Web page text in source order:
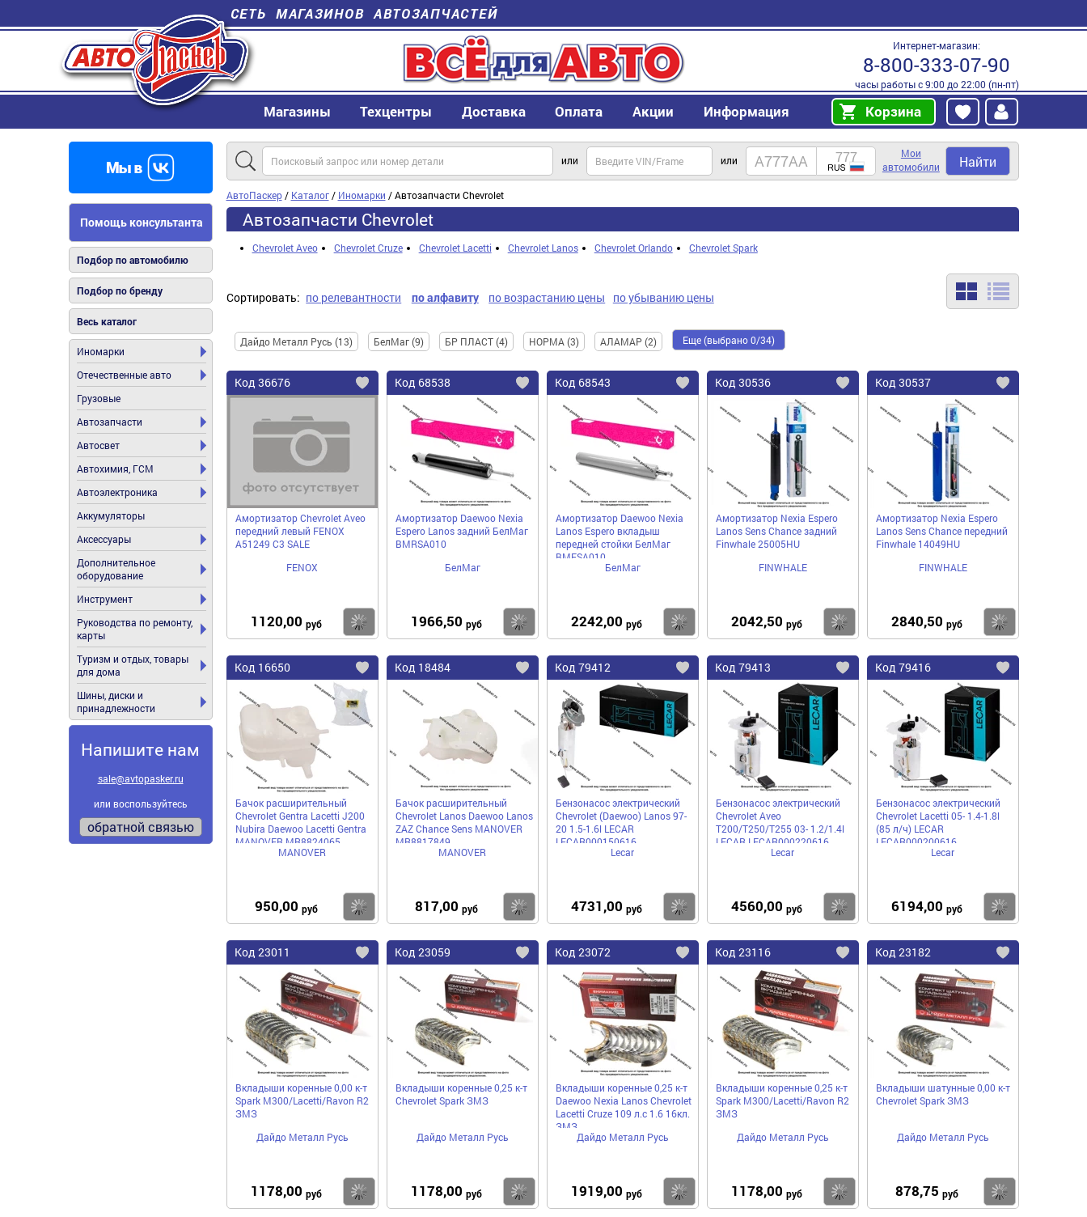
СЕТЬ МАГАЗИНОВ АВТОЗАПЧАСТЕЙ
Интернет-магазин:
8-800-333-07-90
часы работы с 9:00 до 22:00 (пн-пт)
Магазины Техцентры Доставка Оплата Акции Информация Корзина
Помощь консультанта
Подбор по автомобилю
Подбор по бренду
Весь каталог
Иномарки
Отечественные авто
Грузовые
Автозапчасти
Автосвет
Автохимия, ГСМ
Автоэлектроника
Аккумуляторы
Аксессуары
Дополнительное
оборудование
Инструмент
Руководства по ремонту,
карты
Туризм и отдых, товары
для дома
Шины, диски и
принадлежности
Напишите нам
sale@avtopasker.ru
или воспользуйтесь
обратной связью
или или
Мои
автомобили
Найти
АвтоПаскер/ Каталог/ Иномарки / Автозапчасти Chevrolet
Автозапчасти Chevrolet
Chevrolet Aveo Chevrolet Cruze Chevrolet Lacetti Chevrolet Lanos Chevrolet Orlando Chevrolet Spark
Сортировать: по релевантности по алфавиту по возрастанию цены по убыванию цены
Дайдо Металл Русь (13) БелМаг (9) БР ПЛАСТ (4) НОРМА (3) АЛАМАР (2) Еще (выбрано 0/34)
Код 36676
Добавить
избранное
Амортизатор Chevrolet Aveo
передний левый FENOX
А51249 C3 SALE
FENOX
1120,00 руб Купить
Код 68538
Добавить
избранное
Амортизатор Daewoo Nexia
Espero Lanos задний БелМаг
BMRSA010
БелМаг
1966,50 руб Купить
Код 68543
Добавить
избранное
Амортизатор Daewoo Nexia
Lanos Espero вкладыш
передней стойки БелМаг
BMFSA010
БелМаг
2242,00 руб Купить
Код 30536
Добавить
избранное
Амортизатор Nexia Espero
Lanos Sens Chance задний
Finwhale 25005HU
FINWHALE
2042,50 руб Купить
Код 30537
Амортизатор Nexia Espero
Lanos Sens Chance передний
Finwhale 14049HU
FINWHALE
2840,50 руб
Код 16650
Добавить
Бачок расширительный
Chevrolet Gentra Lacetti J200
Nubira Daewoo Lacetti Gentra
MANOVER MR8824065
MANOVER
950,00 руб Купить
Код 18484
Добавить
избранное
Бачок расширительный
Chevrolet Lanos Daewoo Lanos
ZAZ Chance Sens MANOVER
MR8817849
MANOVER
817,00 руб Купить
Код 79412
Добавить
избранное
Бензонасос электрический
Chevrolet (Daewoo) Lanos 97-
20 1.5-1.6l LECAR
LECAR000150616
Lecar
4731,00 руб Купить
Код 79413
Добавить
избранное
Бензонасос электрический
Chevrolet Aveo
T200/T250/T255 03- 1.2/1.4l
LECAR LECAR000220616
Lecar
4560,00 руб Купить
Код 79416
Бензонасос электрический
Chevrolet Lacetti 05- 1.4-1.8l
(85 л/ч) LECAR
LECAR000200616
Lecar
6194,00 руб
Код 23011
Добавить
избранное
Вкладыши коренные 0,00 к-т
Spark M300/Lacetti/Ravon R2
ЗМЗ
Дайдо Металл Русь
1178,00 руб Купить
Код 23059
Добавить
избранное
Вкладыши коренные 0,25 к-т
Chevrolet Spark ЗМЗ
Дайдо Металл Русь
1178,00 руб Купить
Код 23072
Добавить
избранное
Вкладыши коренные 0,25 к-т
Daewoo Nexia Lanos Chevrolet
Lacetti Cruze 109 л.с 1.6 16кл.
ЗМЗ
Дайдо Металл Русь
1919,00 руб Купить
Код 23116
Добавить
избранное
Вкладыши коренные 0,25 к-т
Spark M300/Lacetti/Ravon R2
ЗМЗ
Дайдо Металл Русь
1178,00 руб Купить
Код 23182
Вкладыши шатунные 0,00 к-т
Chevrolet Spark ЗМЗ
Дайдо Металл Русь
878,75 руб